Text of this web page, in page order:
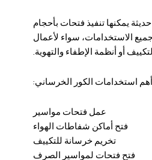
يمكنها تنفيذ فتحات بأحجام
الاستخدامات، سواء لأعمال
أو أنظمة الإطفاء والتهوية.
أهم استخدامات الكور الخرساني:
عمل فتحات مواسير
فتح أماكن شفاطات الهواء
تخريم خرسانة للتكييف
فتح فتحات لمواسير الصرف